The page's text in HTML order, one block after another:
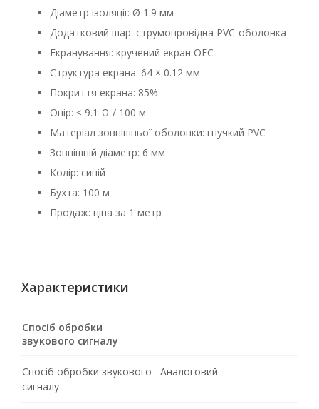
Діаметр ізоляції: Ø 1.9 мм
Додатковий шар: струмопровідна PVC-оболонка
Екранування: кручений екран OFC
Структура екрана: 64 × 0.12 мм
Покриття екрана: 85%
Опір: ≤ 9.1 Ω / 100 м
Матеріал зовнішньої оболонки: гнучкий PVC
Зовнішній діаметр: 6 мм
Колір: синій
Бухта: 100 м
Продаж: ціна за 1 метр
Характеристики
Спосіб обробки
звукового сигналу
Спосіб обробки звукового
сигналу
Аналоговий